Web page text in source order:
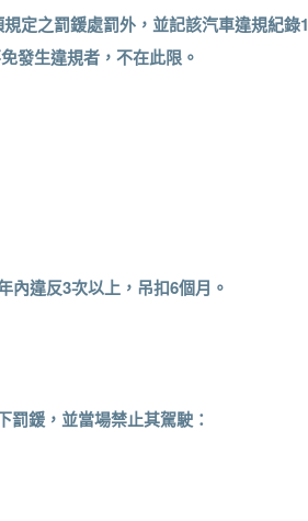
定之罰鍰處罰外，並記該汽車違規紀錄1
發生違規者，不在此限。
內違反3次以上，吊扣6個月。
鍰，並當場禁止其駕駛：